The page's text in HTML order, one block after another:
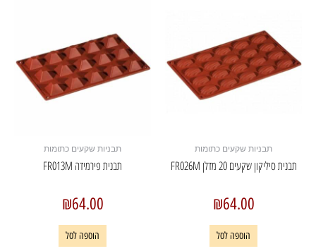
תבניות שקעים כתומות
תבנית סיליקון שקעים 20 מדלן FR026M
₪64.00
הוספה לסל
תבניות שקעים כתומות
תבנית פירמידה FR013M
₪64.00
הוספה לסל